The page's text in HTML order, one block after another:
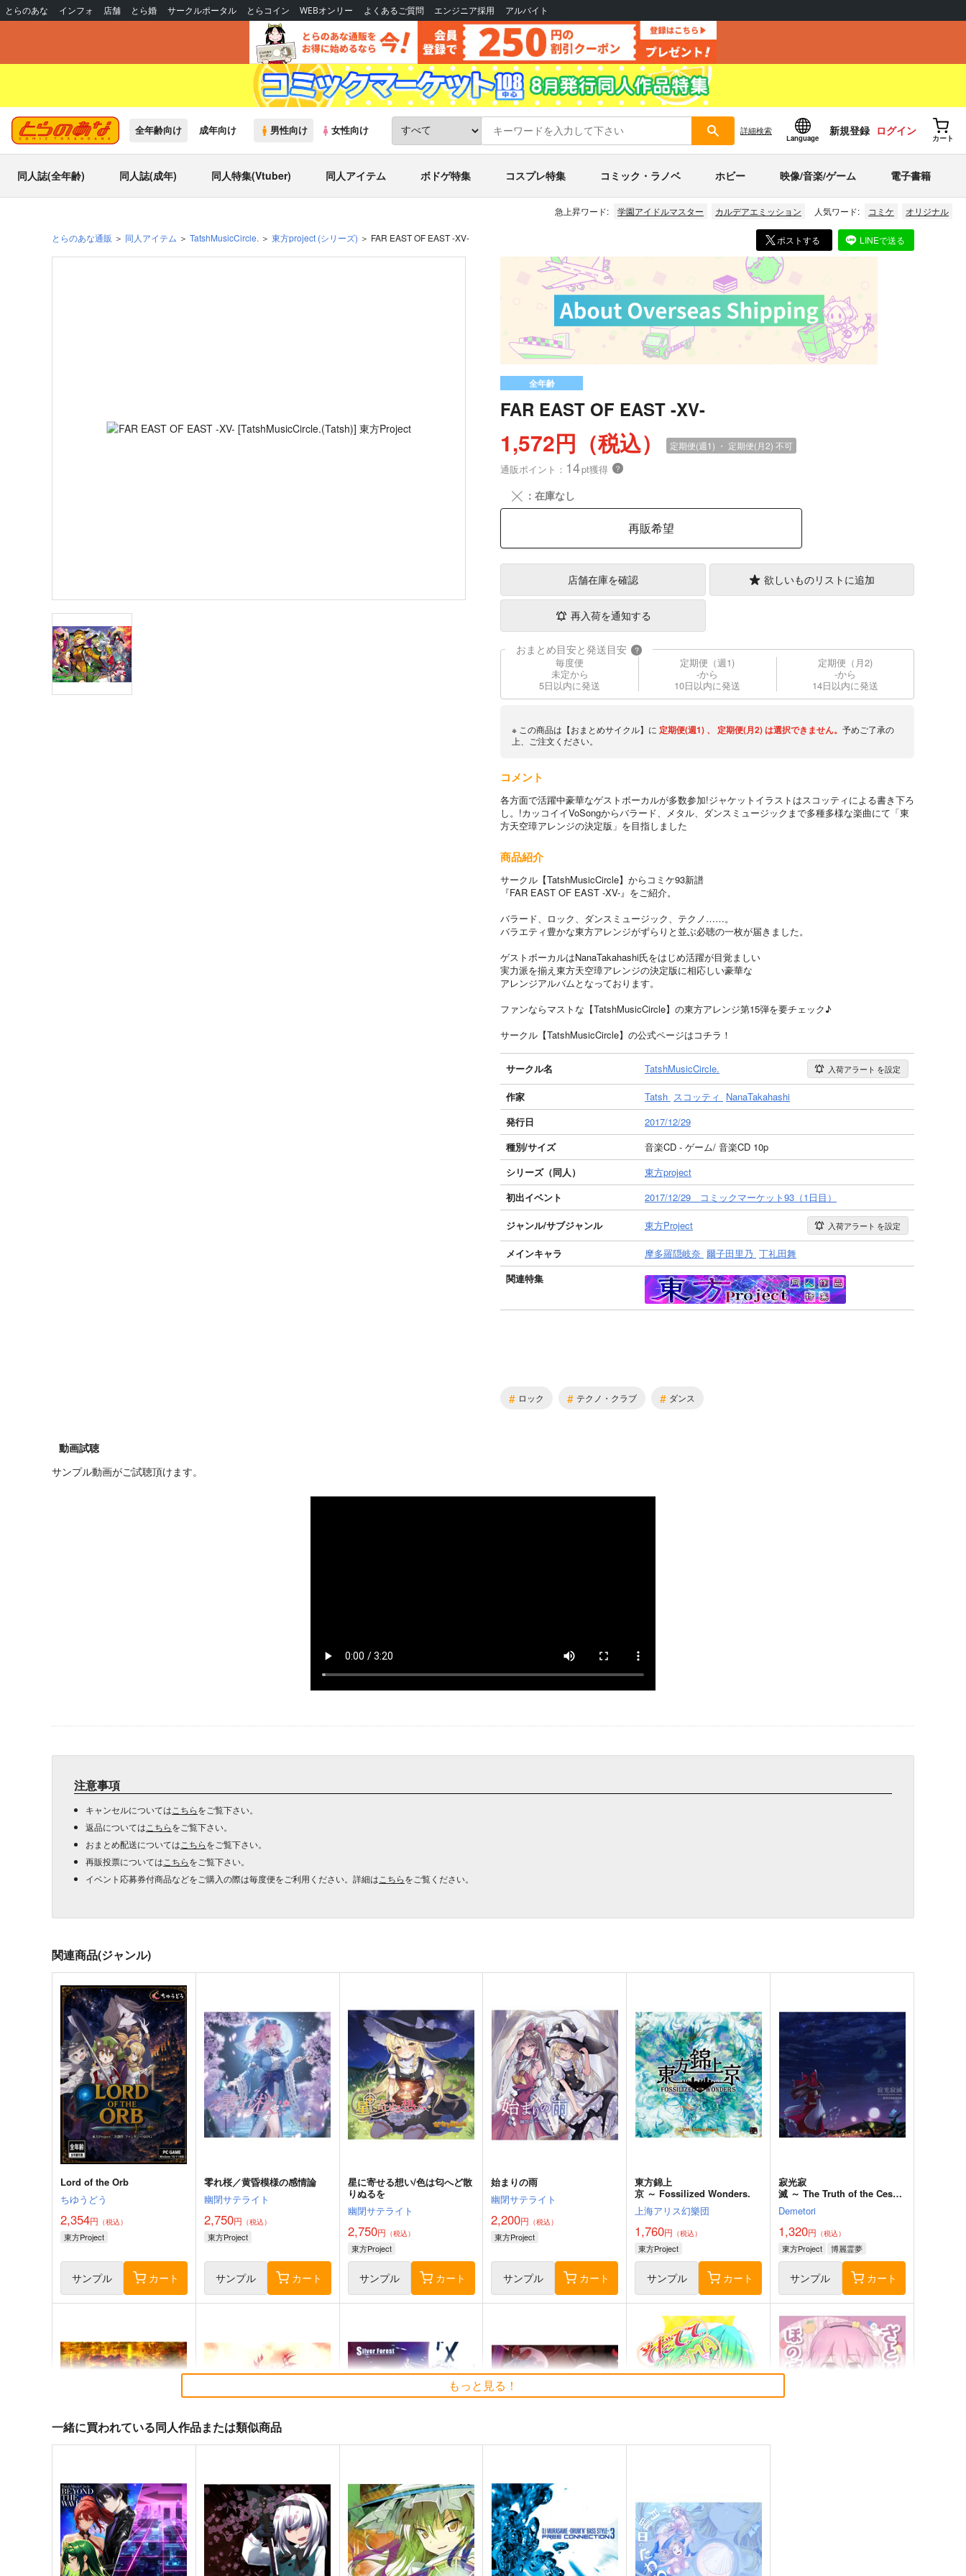
とらのあな インフォ 店舗 とら婚 サークルポータル とらコイン WEBオンリー よくあるご質問 エンジニア採用 アルバイト
全年齢向け 成年向け 男性向け 女性向け 詳細検索
Language
新規登録 ログイン
カート
同人誌(全年齢) 同人誌(成年) 同人特集(Vtuber) 同人アイテム ボドゲ特集 コスプレ特集 コミック・ラノベ ホビー 映像/音楽/ゲーム 電子書籍
急上昇ワード: 学園アイドルマスター カルデアエミッション 人気ワード: コミケ オリジナル
とらのあな通販 同人アイテム TatshMusicCircle. 東方project (シリーズ) FAR EAST OF EAST -XV- ポストする LINEで送る
全年齢
FAR EAST OF EAST -XV-
1,572円（税込） 定期便(週1) ・ 定期便(月2) 不可
通販ポイント： 14pt獲得 ？
╳ ：在庫なし
再販希望
店舗在庫を確認 欲しいものリストに追加
再入荷を通知する
おまとめ目安と発送目安 ?
毎度便
未定から
5日以内に発送
定期便（週1)
-から
10日以内に発送
定期便（月2)
-から
14日以内に発送
※ この商品は【おまとめサイクル】に 定期便(週1) 、 定期便(月2)は選択できません。 予めご了承の
上、ご注文ください。
コメント
各方面で活躍中豪華なゲストボーカルが多数参加!ジャケットイラストはスコッティによる書き下ろ
し。!カッコイイVoSongからバラード、メタル、ダンスミュージックまで多種多様な楽曲にて「東
方天空璋アレンジの決定版」を目指しました
商品紹介
サークル【TatshMusicCircle】からコミケ93新譜
『FAR EAST OF EAST -XV-』をご紹介。
バラード、ロック、ダンスミュージック、テクノ……。
バラエティ豊かな東方アレンジがずらりと並ぶ必聴の一枚が届きました。
ゲストボーカルはNanaTakahashi氏をはじめ活躍が目覚ましい
実力派を揃え東方天空璋アレンジの決定版に相応しい豪華な
アレンジアルバムとなっております。
ファンならマストな【TatshMusicCircle】の東方アレンジ第15弾を要チェック♪
サークル【TatshMusicCircle】の公式ページはコチラ！
サークル名 TatshMusicCircle. 入荷アラート を設定
作家 Tatsh スコッティ NanaTakahashi
発行日
2017/12/29
種別/サイズ
音楽CD - ゲーム/ 音楽CD 10p
シリーズ（同人）
東方project
初出イベント
2017/12/29 コミックマーケット93（1日目）
ジャンル/サブジャンル 東方Project 入荷アラート を設定
メインキャラ 摩多羅隠岐奈 爾子田里乃 丁礼田舞
関連特集
# ロック # テクノ・クラブ # ダンス
動画試聴
サンプル動画がご試聴頂けます。
注意事項
キャンセルについては こちらをご覧下さい。
返品については こちらをご覧下さい。
おまとめ配送については こちらをご覧下さい。
再販投票については こちらをご覧下さい。
イベント応募券付商品などをご購入の際は毎度便をご利用ください。詳細は こちらをご覧ください。
関連商品(ジャンル)
Lord of the Orb
ちゆうどう
2,354円 （税込）
東方Project
サンプル カート
零れ桜／黄昏模様の感情論
幽閉サテライト
2,750円 （税込）
東方Project
サンプル カート
星に寄せる想い/色は匂へど散
りぬるを
幽閉サテライト
2,750円 （税込）
東方Project
サンプル カート
始まりの雨
幽閉サテライト
2,200円 （税込）
東方Project
サンプル カート
東方錦上
京 ～ Fossilized Wonders.
上海アリス幻樂団
1,760円 （税込）
東方Project
サンプル カート
寂光寂
滅 ～ The Truth of the Cessa
tion of Dukkha
Demetori
1,320円 （税込）
東方Project 博麗霊夢
サンプル カート
東方剛欲異聞～水没した沈愁
地獄
黄昏フロンティア
2,200円（税込）
東方紅魔郷～
the Embodiment of Scarlet
Devil～
上海アリス幻樂団
1,100円（税込）
Clutch Shooter #05
Silver Forest
1,430円（税込）
東方Project 十六夜 咲夜
必然のカタストロフィ／
Magical-マジカル-
少女フラクタル
2,750円（税込）
そだててYU→MA
ババソイヤー
660円（税込）
東方Project
もっと見る！
一緒に買われている同人作品または類似商品